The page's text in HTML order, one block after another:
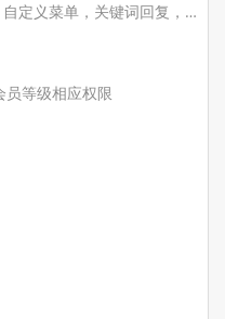
定义菜单，关键词回复，
员等级相应权限